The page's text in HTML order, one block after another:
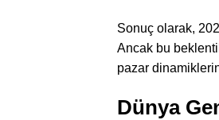
Sonuç olarak,
Ancak bu
pazar
Dünya